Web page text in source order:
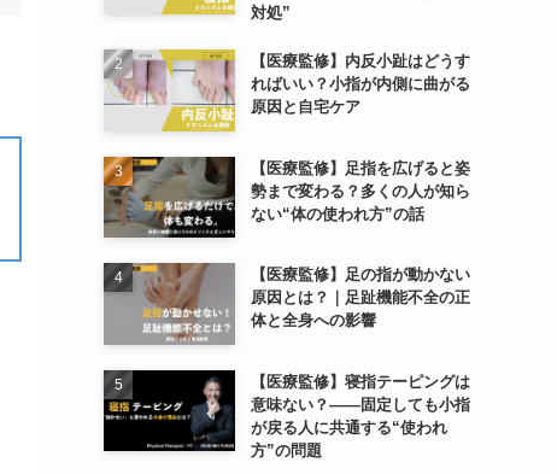
対処”
【医療監修】内反小趾はどうす
ればいい？小指が内側に曲がる
原因と自宅ケア
【医療監修】足指を広げると姿
勢まで変わる？多くの人が知ら
ない“体の使われ方”の話
【医療監修】足の指が動かない
原因とは？｜足趾機能不全の正
体と全身への影響
【医療監修】寝指テーピングは
意味ない？――固定しても小指
が戻る人に共通する“使われ
方”の問題